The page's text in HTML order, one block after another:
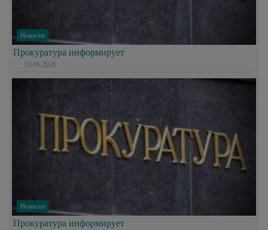
Новости
Прокуратура информирует
10.06.2026
Новости
Прокуратура информирует